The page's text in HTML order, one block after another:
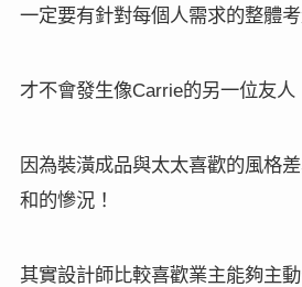
一定要有針對每個人需求的整體考
才不會發生像Carrie的另一位友人
因為裝潢成品與太太喜歡的風格
和的慘況！
其實設計師比較喜歡業主能夠主